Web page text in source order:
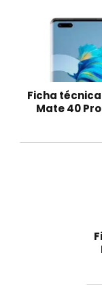
Ficha
Mate 40